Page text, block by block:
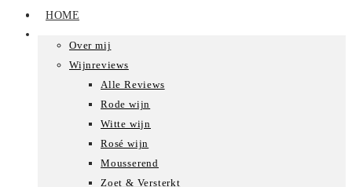
HOME
Over mij
Wijnreviews
Alle Reviews
Rode wijn
Witte wijn
Rosé wijn
Mousserend
Zoet & Versterkt